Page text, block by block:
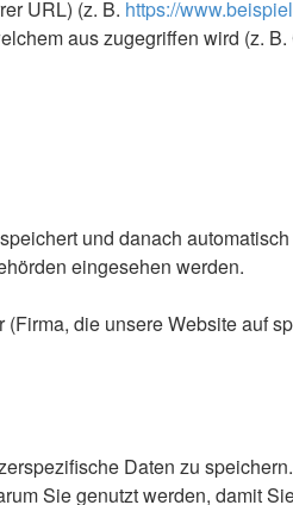
URL) (z. B. https://
aus zugegriffen wird (z.
und danach
eingesehen werden.
die unsere Website auf
Daten zu speichern.
Sie genutzt werden, damit